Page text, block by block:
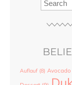
Auflauf (8) Avocado